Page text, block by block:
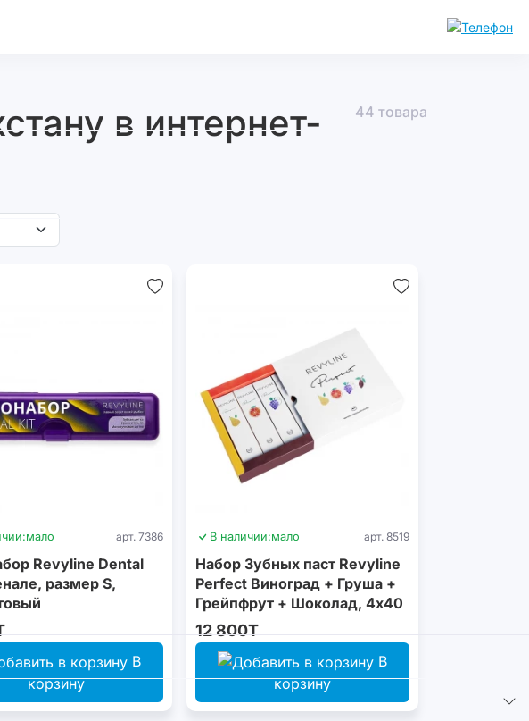
в интернет-
44 товара
Ортонаборы
мало арт. 7386
Revyline Dental
размер S,
В
корзину
В наличии:мало арт. 8519
Набор Зубных паст Revyline
Perfect Виноград + Груша +
Грейпфрут + Шоколад, 4х40
г
12 800T
В
корзину